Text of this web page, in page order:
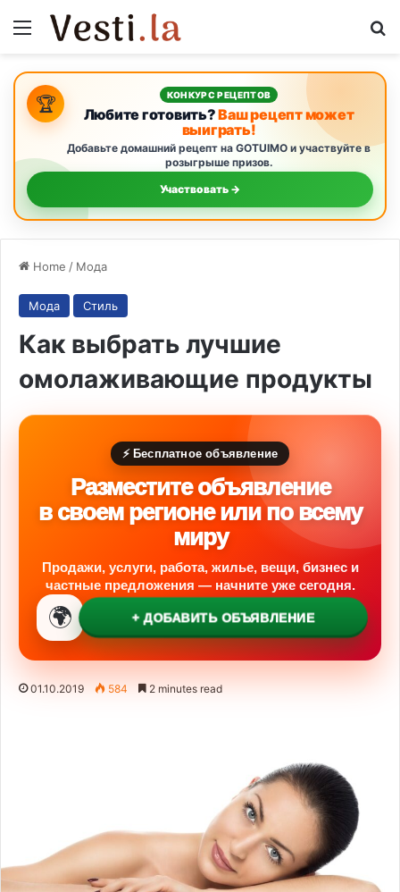
Menu
🏆 КОНКУРС РЕЦЕПТОВ
Любите готовить?Ваш рецепт может
выиграть!
Добавьте домашний рецепт на GOTUIMO и участвуйте в
розыгрыше призов.
Участвовать →
Home / Мода
Мода Стиль
Как выбрать лучшие
омолаживающие продукты
⚡ Бесплатное объявление
Разместите объявление
в своем регионе или по всему
миру
Продажи, услуги, работа, жилье, вещи, бизнес и
частные предложения — начните уже сегодня.
🌍 + ДОБАВИТЬ ОБЪЯВЛЕНИЕ
01.10.2019 584 2 minutes read